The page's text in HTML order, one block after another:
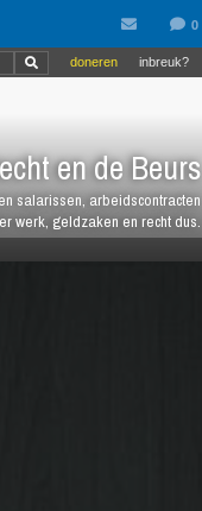
en de Beurs
salarissen, arbeidscontracten
werk, geldzaken en recht dus.
inbreuk?
doneren